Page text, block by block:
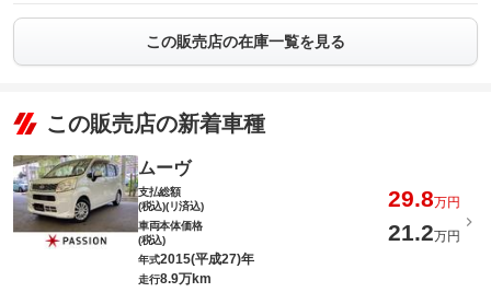
この販売店の在庫一覧を見る
この販売店の新着車種
ムーヴ
支払総額
(税込)(リ済込)
29.8万円
車両本体価格
(税込)
21.2万円
年式2015(平成27)年
走行8.9万km